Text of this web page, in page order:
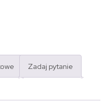
Zadaj pytanie